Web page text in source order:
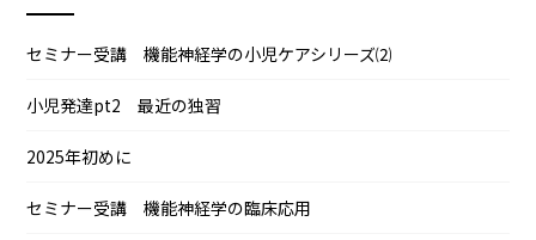
セミナー受講 機能神経学の小児ケアシリーズ⑵
小児発達pt2 最近の独習
2025年初めに
セミナー受講 機能神経学の臨床応用